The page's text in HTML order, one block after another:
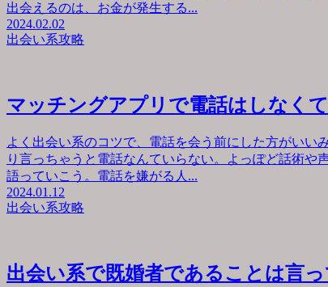
出会えるのは、お金が発生する...
2024.02.02
出会い系攻略
マッチングアプリで電話はしなく
よく出会い系のコツで、電話を会う前にした方がいい
り言っちゃうと電話なんていらない。よっぽど話術
語っていこう。電話を嫌がる人...
2024.01.12
出会い系攻略
出会い系で既婚者であることは言